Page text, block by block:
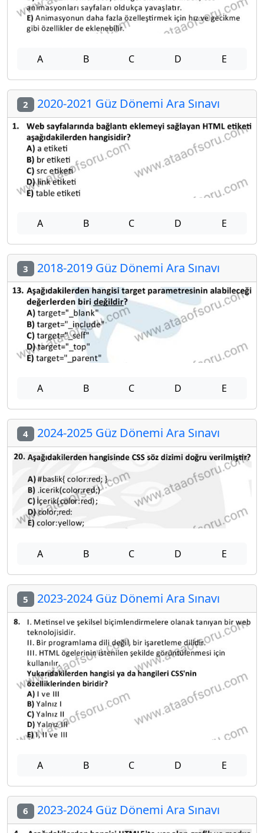
A B C D E
2 2020-2021 Güz Dönemi Ara Sınavı
A B C D E
3 2018-2019 Güz Dönemi Ara Sınavı
A B C D E
4 2024-2025 Güz Dönemi Ara Sınavı
A B C D E
5 2023-2024 Güz Dönemi Ara Sınavı
A B C D E
6 2023-2024 Güz Dönemi Ara Sınavı